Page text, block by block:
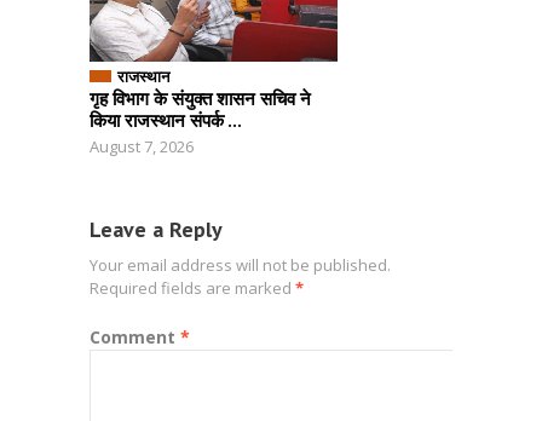
राजस्थान
गृह विभाग के संयुक्त शासन सचिव ने
किया राजस्थान संपर्क ...
August 7, 2026
Leave a Reply
Your email address will not be published.
Required fields are marked *
Comment *